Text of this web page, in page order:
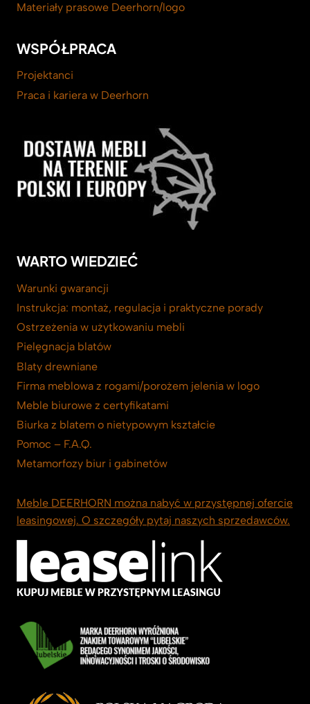
Materiały prasowe Deerhorn/logo
WSPÓŁPRACA
Projektanci
Praca i kariera w Deerhorn
WARTO WIEDZIEĆ
Warunki gwarancji
Instrukcja: montaż, regulacja i praktyczne porady
Ostrzeżenia w użytkowaniu mebli
Pielęgnacja blatów
Blaty drewniane
Firma meblowa z rogami/porożem jelenia w logo
Meble biurowe z certyfikatami
Biurka z blatem o nietypowym kształcie
Pomoc – F.A.Q.
Metamorfozy biur i gabinetów
Meble DEERHORN można nabyć w przystępnej ofercie
leasingowej. O szczegóły pytaj naszych sprzedawców.